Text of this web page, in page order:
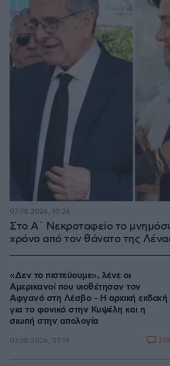
Στο Α΄ Νεκροταφείο το
χρόνο από τον θάνατο της
07.08.2026, 10:26
«Δεν το πιστεύουμε», λένε οι
Αμερικανοί που υιοθέτησαν τον
Αφγανό στη Λέσβο - Η αρχική εκδοχή
για το φονικό στην Κυψέλη και η
σιωπή στην απολογία
07.08.2026, 07:19 219